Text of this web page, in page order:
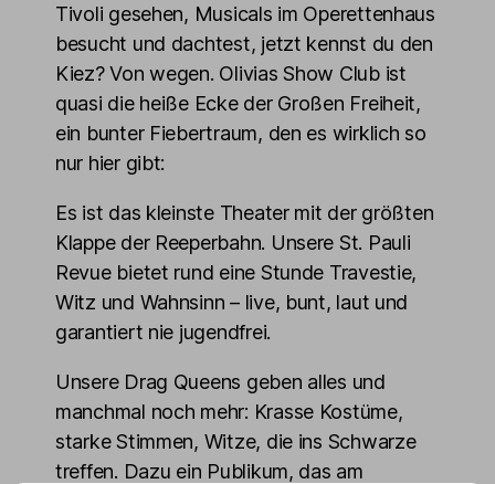
Tivoli gesehen, Musicals im Operettenhaus
besucht und dachtest, jetzt kennst du den
Kiez? Von wegen. Olivias Show Club ist
quasi die heiße Ecke der Großen Freiheit,
ein bunter Fiebertraum, den es wirklich so
nur hier gibt:
Es ist das kleinste Theater mit der größten
Klappe der Reeperbahn. Unsere St. Pauli
Revue bietet rund eine Stunde Travestie,
Witz und Wahnsinn – live, bunt, laut und
garantiert nie jugendfrei.
Unsere Drag Queens geben alles und
manchmal noch mehr: Krasse Kostüme,
starke Stimmen, Witze, die ins Schwarze
treffen. Dazu ein Publikum, das am